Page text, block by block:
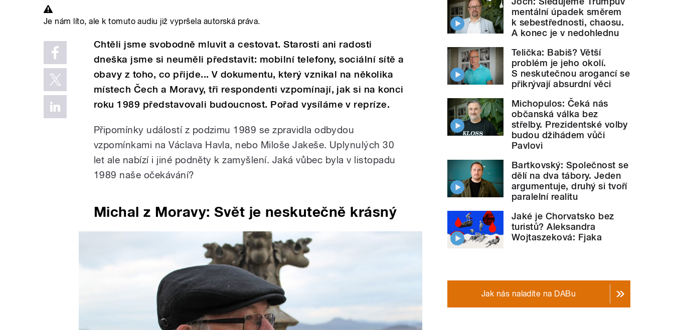
Je nám líto, ale k tomuto audiu již vypršela autorská práva.
Chtěli jsme svobodně mluvit a cestovat. Starosti ani radosti
dneška jsme si neuměli představit: mobilní telefony, sociální sítě a
obavy z toho, co přijde... V dokumentu, který vznikal na několika
místech Čech a Moravy, tři respondenti vzpomínají, jak si na konci
roku 1989 představovali budoucnost. Pořad vysíláme v repríze.
Připomínky událostí z podzimu 1989 se zpravidla odbydou
vzpomínkami na Václava Havla, nebo Miloše Jakeše. Uplynulých 30
let ale nabízí i jiné podněty k zamyšlení. Jaká vůbec byla v listopadu
1989 naše očekávání?
Michal z Moravy: Svět je neskutečně krásný
mentální úpadek směrem
k sebestřednosti, chaosu.
A konec je v nedohlednu
Telička: Babiš? Větší
problém je jeho okolí.
S neskutečnou arogancí se
přikrývají absurdní věci
Michopulos: Čeká nás
občanská válka bez
střelby. Prezidentské volby
budou džihádem vůči
Pavlovi
Bartkovský: Společnost se
dělí na dva tábory. Jeden
argumentuje, druhý si tvoří
paralelní realitu
Jaké je Chorvatsko bez
turistů? Aleksandra
Wojtaszeková: Fjaka
Jak nás naladíte na DABu